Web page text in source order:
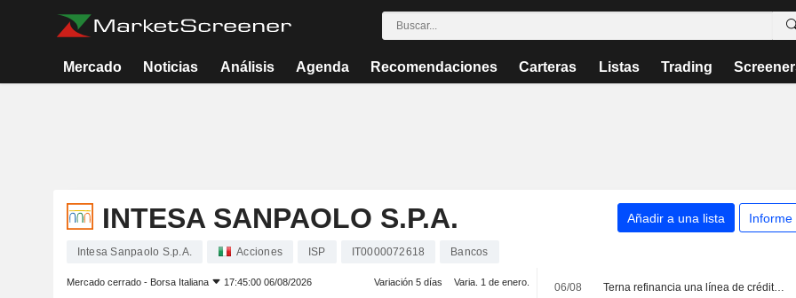
Mercado Noticias Análisis Agenda Recomendaciones Carteras Listas Trading
INTESA SANPAOLO S.P.A. Añadir a una lista Informe
Intesa Sanpaolo S.p.A. Acciones ISP IT0000072618 Bancos
Mercado cerrado - Borsa Italiana 17:45:00 06/08/2026 Variación 5 días Varia. 1 de enero. 06/08 Terna refinancia una línea de crédito revolving vinculada a criterios ESG por 2,26 billones EUR